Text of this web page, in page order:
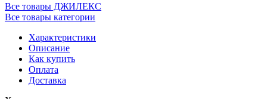
Все товары ДЖИЛЕКС
Все товары категории
Характеристики
Описание
Как купить
Оплата
Доставка